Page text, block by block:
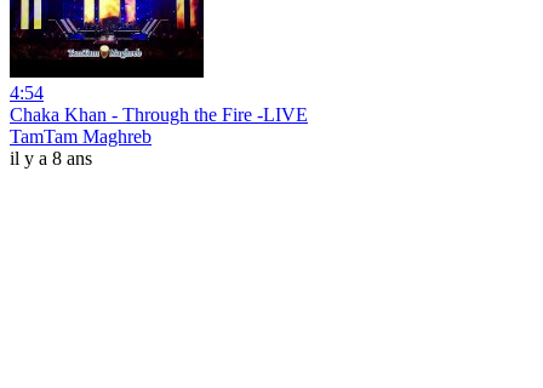
4:54
Chaka Khan - Through the Fire -LIVE
TamTam Maghreb
il y a 8 ans